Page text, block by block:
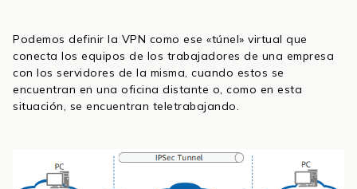
Podemos definir la VPN como ese «túnel» virtual que
conecta los equipos de los trabajadores de una empresa
con los servidores de la misma, cuando estos se
encuentran en una oficina distante o, como en esta
situación, se encuentran teletrabajando.